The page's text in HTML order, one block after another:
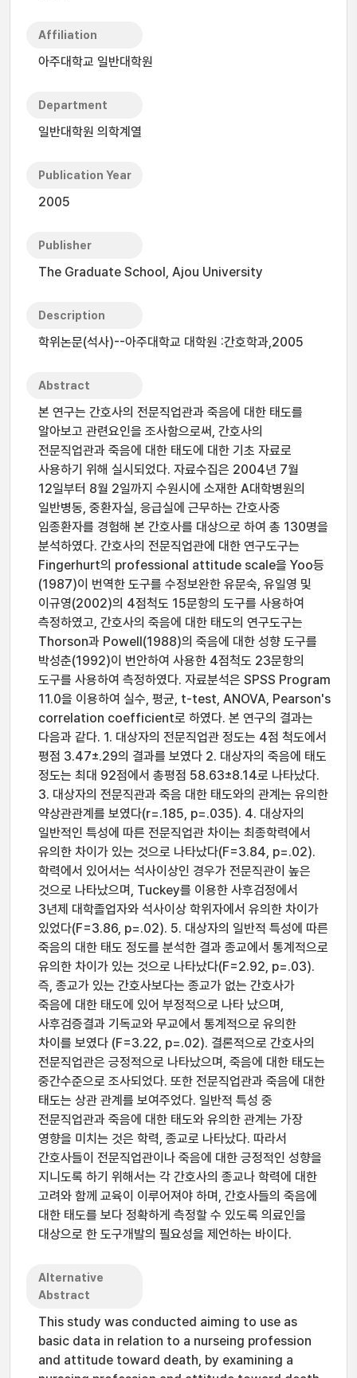
Affiliation
아주대학교 일반대학원
Department
일반대학원 의학계열
Publication Year
2005
Publisher
The Graduate School, Ajou University
Description
학위논문(석사)--아주대학교 대학원 :간호학과,2005
Abstract
본 연구는 간호사의 전문직업관과 죽음에 대한 태도를
알아보고 관련요인을 조사함으로써, 간호사의
전문직업관과 죽음에 대한 태도에 대한 기초 자료로
사용하기 위해 실시되었다. 자료수집은 2004년 7월
12일부터 8월 2일까지 수원시에 소재한 A대학병원의
일반병동, 중환자실, 응급실에 근무하는 간호사중
임종환자를 경험해 본 간호사를 대상으로 하여 총 130명을
분석하였다. 간호사의 전문직업관에 대한 연구도구는
Fingerhurt의 professional attitude scale을 Yoo등
(1987)이 번역한 도구를 수정보완한 유문숙, 유일영 및
이규영(2002)의 4점척도 15문항의 도구를 사용하여
측정하였고, 간호사의 죽음에 대한 태도의 연구도구는
Thorson과 Powell(1988)의 죽음에 대한 성향 도구를
박성춘(1992)이 번안하여 사용한 4점척도 23문항의
도구를 사용하여 측정하였다. 자료분석은 SPSS Program
11.0을 이용하여 실수, 평균, t-test, ANOVA, Pearson's
correlation coefficient로 하였다. 본 연구의 결과는
다음과 같다. 1. 대상자의 전문직업관 정도는 4점 척도에서
평점 3.47±.29의 결과를 보였다 2. 대상자의 죽음에 태도
정도는 최대 92점에서 총평점 58.63±8.14로 나타났다.
3. 대상자의 전문직관과 죽음 대한 태도와의 관계는 유의한
약상관관계를 보였다(r=.185, p=.035). 4. 대상자의
일반적인 특성에 따른 전문직업관 차이는 최종학력에서
유의한 차이가 있는 것으로 나타났다(F=3.84, p=.02).
학력에서 있어서는 석사이상인 경우가 전문직관이 높은
것으로 나타났으며, Tuckey를 이용한 사후검정에서
3년제 대학졸업자와 석사이상 학위자에서 유의한 차이가
있었다(F=3.86, p=.02). 5. 대상자의 일반적 특성에 따른
죽음의 대한 태도 정도를 분석한 결과 종교에서 통계적으로
유의한 차이가 있는 것으로 나타났다(F=2.92, p=.03).
즉, 종교가 있는 간호사보다는 종교가 없는 간호사가
죽음에 대한 태도에 있어 부정적으로 나타 났으며,
사후검증결과 기독교와 무교에서 통계적으로 유의한
차이를 보였다 (F=3.22, p=.02). 결론적으로 간호사의
전문직업관은 긍정적으로 나타났으며, 죽음에 대한 태도는
중간수준으로 조사되었다. 또한 전문직업관과 죽음에 대한
태도는 상관 관계를 보여주었다. 일반적 특성 중
전문직업관과 죽음에 대한 태도와 유의한 관계는 가장
영향을 미치는 것은 학력, 종교로 나타났다. 따라서
간호사들이 전문직업관이나 죽음에 대한 긍정적인 성향을
지니도록 하기 위해서는 각 간호사의 종교나 학력에 대한
고려와 함께 교육이 이루어져야 하며, 간호사들의 죽음에
대한 태도를 보다 정확하게 측정할 수 있도록 의료인을
대상으로 한 도구개발의 필요성을 제언하는 바이다.
Alternative
Abstract
This study was conducted aiming to use as
basic data in relation to a nurseing profession
and attitude toward death, by examining a